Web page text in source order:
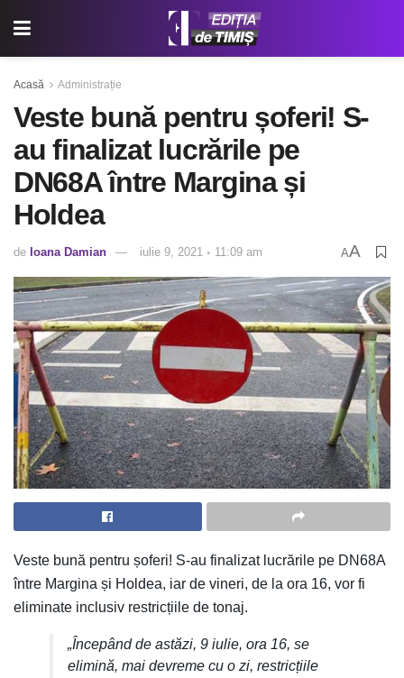
Acasă Administrație
Veste bună pentru șoferi! S-
au finalizat lucrările pe
DN68A între Margina și
Holdea
de Ioana Damian iulie 9, 2021 ◦ 11:09 am AA
Veste bună pentru șoferi! S-au finalizat lucrările pe DN68A
între Margina și Holdea, iar de vineri, de la ora 16, vor fi
eliminate inclusiv restricțiile de tonaj.
„Începând de astăzi, 9 iulie, ora 16, se
elimină, mai devreme cu o zi, restricțiile